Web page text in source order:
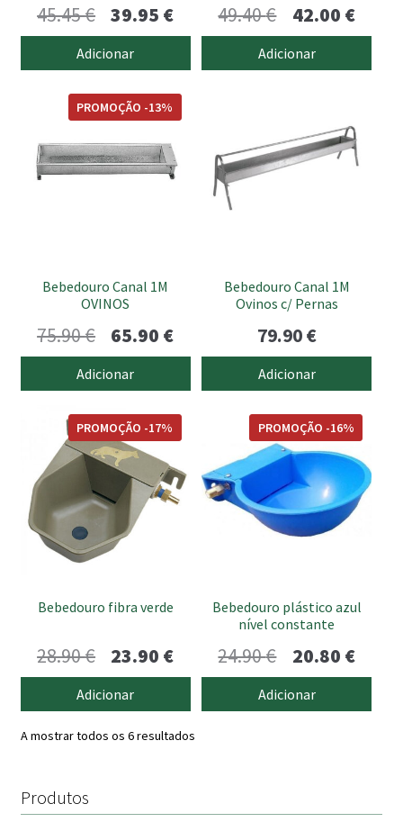
45.45€
O
preço
original
era:
39.95 €O
preço
atual
Adicionar
49.40€
preço
original
49.40 €.
42.00 €O
preço
atual
Adicionar
Bebedouro Canal 1M
OVINOS
PROMOÇÃO -13%
75.90€
O
preço
original
era:
75.90 €.
65.90 €O
preço
atual
65.90 €.
Adicionar
Bebedouro Canal 1M
Ovinos c/ Pernas
79.90€
Adicionar
Bebedouro fibra verde
PROMOÇÃO -17%
28.90€
O
preço
original
era:
23.90 €O
preço
atual
é:
Adicionar
Bebedouro plástico azul
nível constante
PROMOÇÃO -16%
24.90€
preço
original
20.80 €O
preço
atual
Adicionar
A mostrar todos os 6 resultados
Produtos